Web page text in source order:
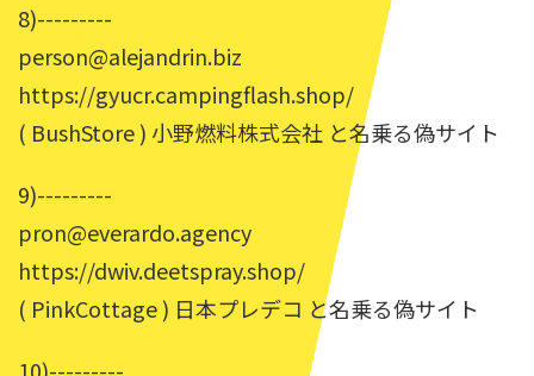
8)---------
person@alejandrin.biz
https://gyucr.campingflash.shop/
( BushStore ) 小野燃料株式会社 と名乗る偽サイト
9)---------
pron@everardo.agency
https://dwiv.deetspray.shop/
( PinkCottage ) 日本プレデコ と名乗る偽サイト
10)---------